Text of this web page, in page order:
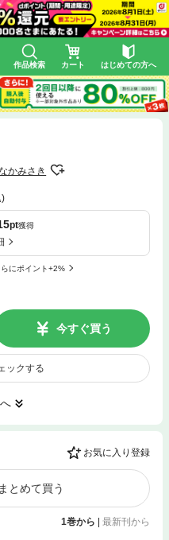
作品検索 カート はじめての方へ
かみさき
)
pt獲得
にポイント+2%
今すぐ買う
ックする
お気に入り登録
とめて買う
1巻から 最新刊から